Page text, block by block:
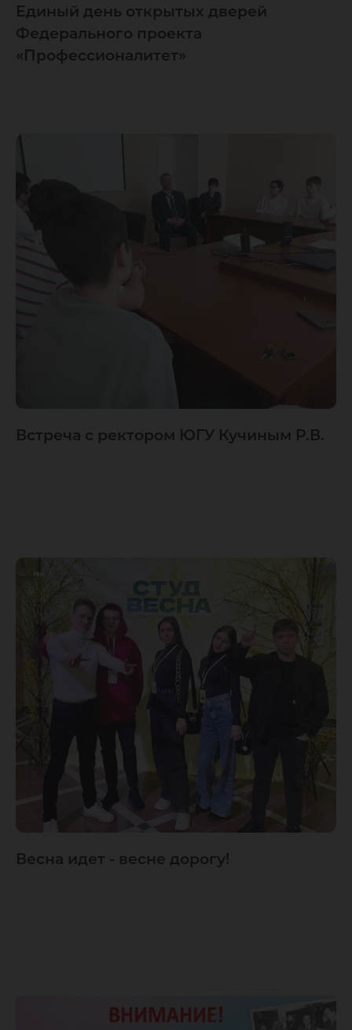
Единый день открытых дверей
Федерального проекта
«Профессионалитет»
Встреча с ректором ЮГУ Кучиным Р.В.
Весна идет - весне дорогу!